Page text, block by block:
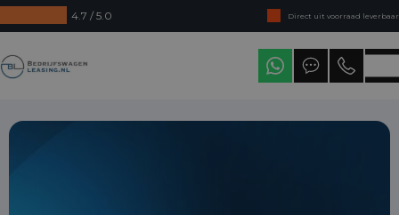
4.7 / 5.0
Direct uit voorraad leverbaar
Levering in heel Nederland